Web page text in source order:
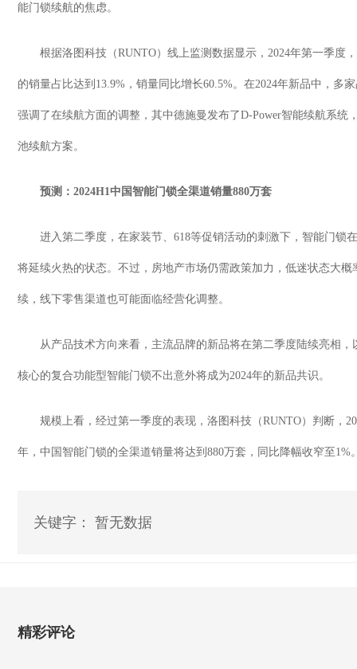
能门锁续航的焦虑。
根据洛图科技（RUNTO）线上监测数据显示， 2024年第一季度
的销量占比达到 13.9%，销量同比增长60.5%。在2024年新品中，多
强调了在续航方面的调整，其中德施曼发布了D-Power智能续航系统
池续航方案。
预测： 2024H1中国智能门锁全渠道销量880万套
进入第二季度，在家装节、 618等促销活动的刺激下，智能门锁
将延续火热的状态。不过，房地产市场仍需政策加力，低迷状态大概
续，线下零售渠道也可能面临经营化调整。
从产品技术方向来看，主流品牌的新品将在第二季度陆续亮相，
核心的复合功能型智能门锁不出意外将成为2024年的新品共识。
规模上看，经过第一季度的表现，洛图科技（RUNTO）判断，
年，中国智能门锁的全渠道销量将达到 880万套，同比降幅收窄至1%
关键字： 暂无数据
精彩评论